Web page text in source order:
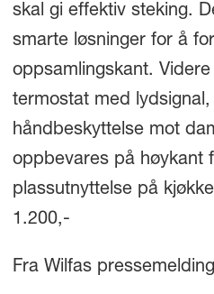
skal gi effektiv steking.
smarte løsninger for å
oppsamlingskant.
termostat med
håndbeskyttelse mot
oppbevares på høykant
plassutnyttelse på
1.200,-
Fra Wilfas